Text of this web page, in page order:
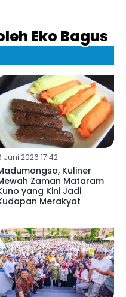
Eko Bagus
Juni 2026 17:42
Kuliner
Zaman Mataram
yang Kini Jadi
Merakyat